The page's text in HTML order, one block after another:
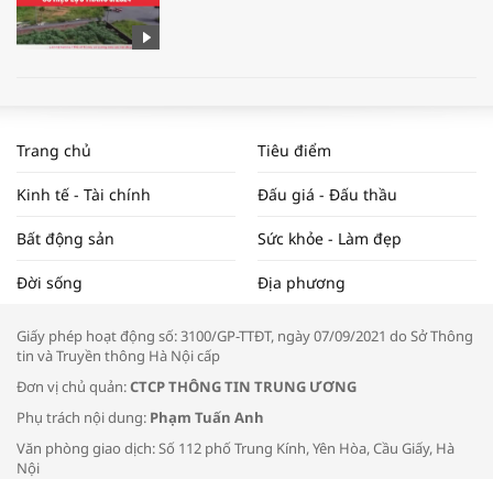
NAM NĂM 2024 VÀ NĂM 2025 | NHỊP
ĐẬP THỊ TRƯỜNG #62
Tọa đàm “Xúc tiến thương mại: Khơi
Bác sĩ tư vấn cách phòng tránh bệnh
đường hô hấp trong thời tiết giao mùa
Trang chủ Tiêu điểm
Kinh tế - Tài chính Đấu giá - Đấu thầu
Bất động sản Sức khỏe - Làm đẹp
Đời sống Địa phương
Giấy phép hoạt động số: 3100/GP-TTĐT, ngày 07/09/2021 do Sở Thông
tin và Truyền thông Hà Nội cấp
Đơn vị chủ quản:CTCP THÔNG TIN TRUNG ƯƠNG
Phụ trách nội dung: Phạm Tuấn Anh
Văn phòng giao dịch: Số 112 phố Trung Kính, Yên Hòa, Cầu Giấy, Hà
Nội